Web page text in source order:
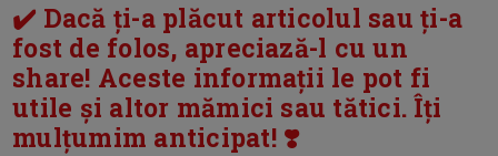
✔️ Dacă ți-a plăcut articolul sau ți-a
fost de folos, apreciază-l cu un
share! Aceste informații le pot fi
utile și altor mămici sau tătici. Îți
mulțumim anticipat! ❣️